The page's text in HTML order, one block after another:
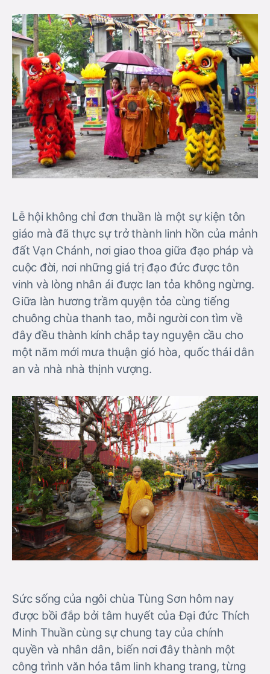
Lễ hội không chỉ đơn thuần là một sự kiện tôn
giáo mà đã thực sự trở thành linh hồn của mảnh
đất Vạn Chánh, nơi giao thoa giữa đạo pháp và
cuộc đời, nơi những giá trị đạo đức được tôn
vinh và lòng nhân ái được lan tỏa không ngừng.
Giữa làn hương trầm quyện tỏa cùng tiếng
chuông chùa thanh tao, mỗi người con tìm về
đây đều thành kính chắp tay nguyện cầu cho
một năm mới mưa thuận gió hòa, quốc thái dân
an và nhà nhà thịnh vượng.
Sức sống của ngôi chùa Tùng Sơn hôm nay
được bồi đắp bởi tâm huyết của Đại đức Thích
Minh Thuần cùng sự chung tay của chính
quyền và nhân dân, biến nơi đây thành một
công trình văn hóa tâm linh khang trang, từng